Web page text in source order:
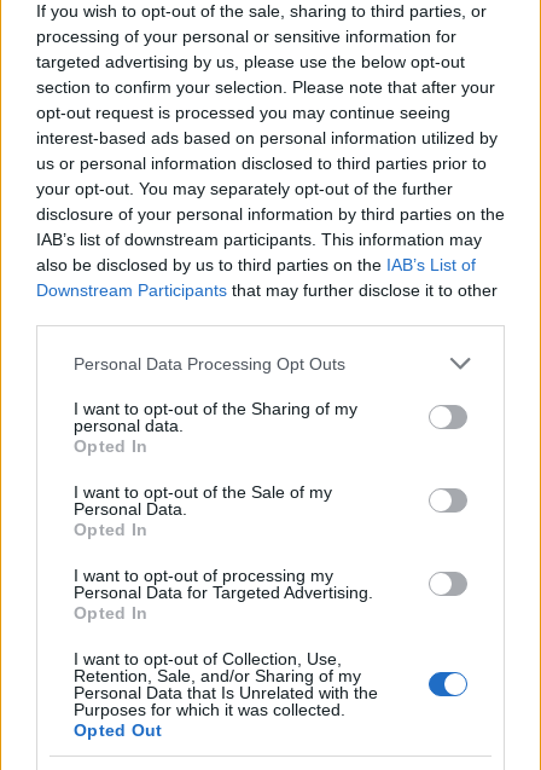
If you wish to opt-out of the sale, sharing to third parties, or
processing of your personal or sensitive information for
targeted advertising by us, please use the below opt-out
section to confirm your selection. Please note that after your
opt-out request is processed you may continue seeing
interest-based ads based on personal information utilized by
us or personal information disclosed to third parties prior to
your opt-out. You may separately opt-out of the further
disclosure of your personal information by third parties on the
IAB’s list of downstream participants. This information may
also be disclosed by us to third parties on the IAB’s List of
Downstream Participants that may further disclose it to other
Please note that this website/app uses one or more Google
not limited to your visit or usage behaviour. You may click to
grant or deny consent to Google and its third-party tags to
use your data for below specified purposes in below Google
consent section.
Personal Data Processing Opt Outs
I want to opt-out of the Sharing of my
personal data.
Opted In
I want to opt-out of the Sale of my
Personal Data.
Opted In
I want to opt-out of processing my
Personal Data for Targeted Advertising.
Opted In
I want to opt-out of Collection, Use,
Retention, Sale, and/or Sharing of my
Personal Data that Is Unrelated with the
Purposes for which it was collected.
Opted Out
Continua a leggere
NERD NEWS